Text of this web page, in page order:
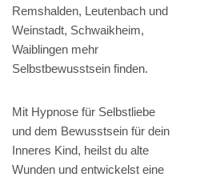
Remshalden, Leutenbach und
Weinstadt, Schwaikheim,
Waiblingen mehr
Selbstbewusstsein finden.
Mit Hypnose für Selbstliebe
und dem Bewusstsein für dein
Inneres Kind, heilst du alte
Wunden und entwickelst eine